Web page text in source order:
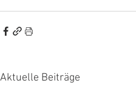
Aktuelle Beiträge